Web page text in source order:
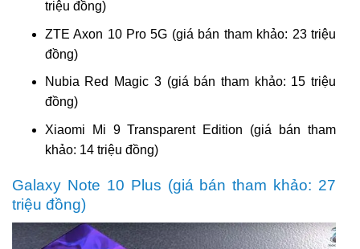
triệu đồng)
ZTE Axon 10 Pro 5G (giá bán tham khảo: 23 triệu
đồng)
Nubia Red Magic 3 (giá bán tham khảo: 15 triệu
đồng)
Xiaomi Mi 9 Transparent Edition (giá bán tham
khảo: 14 triệu đồng)
Galaxy Note 10 Plus (giá bán tham khảo: 27
triệu đồng)